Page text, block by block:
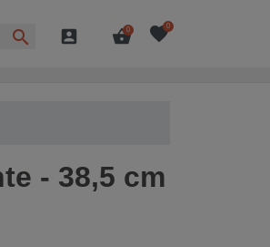
search account_box shopping_basket
0 favorite0
- 38,5 cm